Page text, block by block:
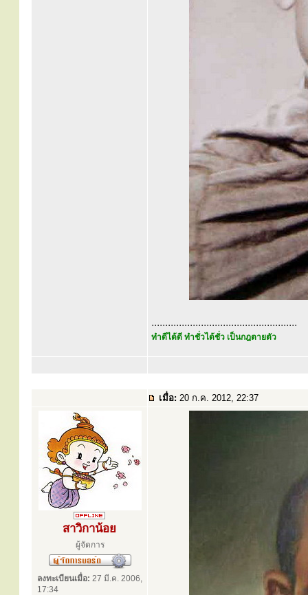
.....................................................
ทำดีได้ดี ทำชั่วได้ชั่ว เป็นกฎตายตัว
เมื่อ: 20 ก.ค. 2012, 22:37
สาวิกาน้อย
ผู้จัดการ
ลงทะเบียนเมื่อ: 27 มี.ค. 2006,
17:34